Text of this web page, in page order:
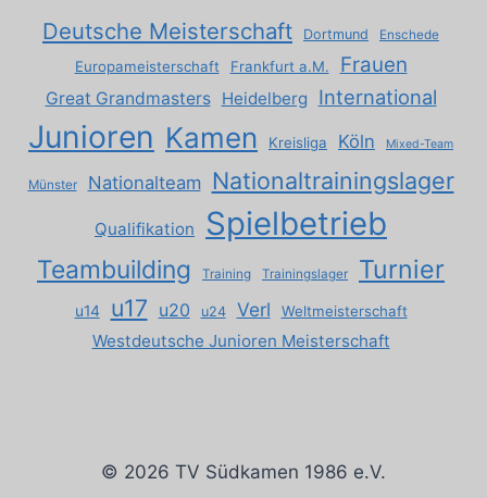
Deutsche Meisterschaft Dortmund Enschede
Europameisterschaft Frankfurt a.M. Frauen
Great Grandmasters Heidelberg International
Junioren Kamen Kreisliga Köln Mixed-Team
Münster Nationalteam Nationaltrainingslager
Qualifikation Spielbetrieb
Teambuilding Training Trainingslager Turnier
u14 u17 u20 u24 Verl Weltmeisterschaft
Westdeutsche Junioren Meisterschaft
© 2026 TV Südkamen 1986 e.V.